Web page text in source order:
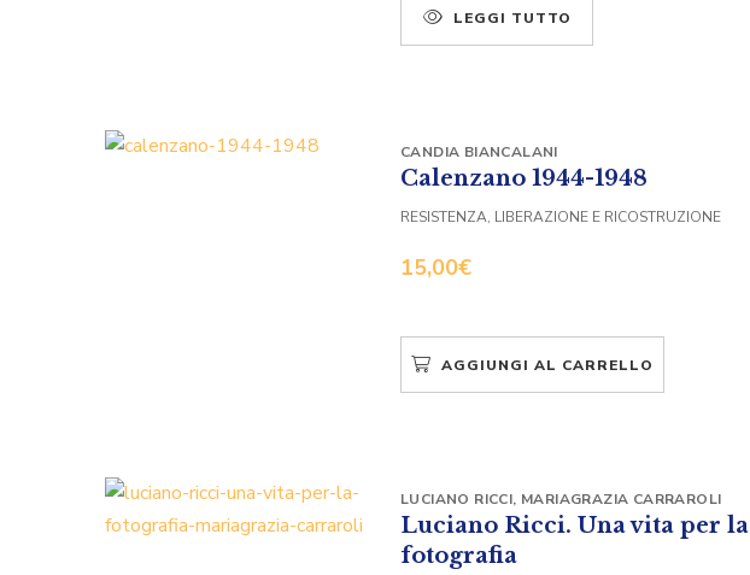
LEGGI TUTTO
Calenzano 1944-1948
15,00€
CANDIA BIANCALANI
RESISTENZA, LIBERAZIONE E RICOSTRUZIONE
AGGIUNGI AL CARRELLO
Luciano Ricci. Una vita per la
fotografia
LUCIANO RICCI, MARIAGRAZIA CARRAROLI